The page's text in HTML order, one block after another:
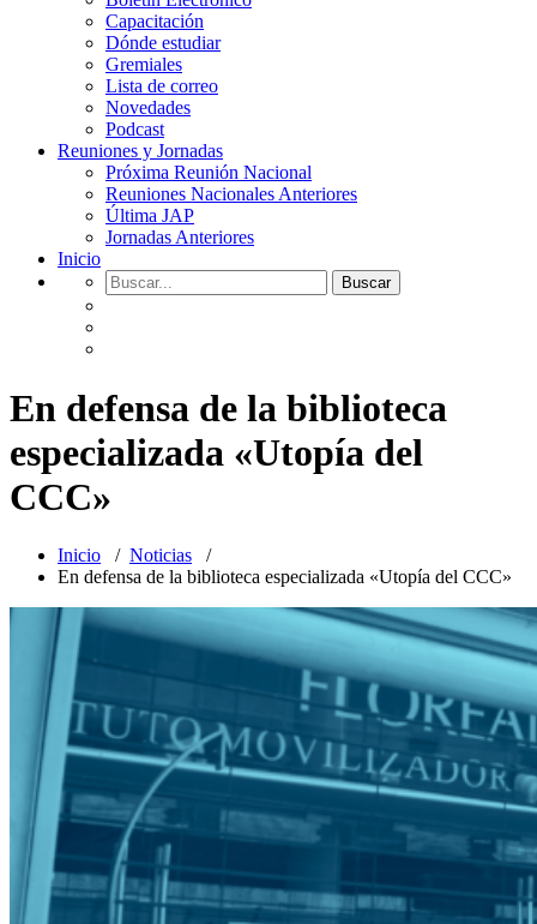
Capacitación
Dónde estudiar
Gremiales
Lista de correo
Novedades
Podcast
Reuniones y Jornadas
Próxima Reunión Nacional
Reuniones Nacionales Anteriores
Última JAP
Jornadas Anteriores
Inicio
En defensa de la biblioteca
especializada «Utopía del
CCC»
Inicio / Noticias /
En defensa de la biblioteca especializada «Utopía del CCC»